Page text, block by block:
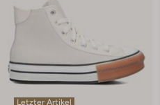
Letzter Artikel